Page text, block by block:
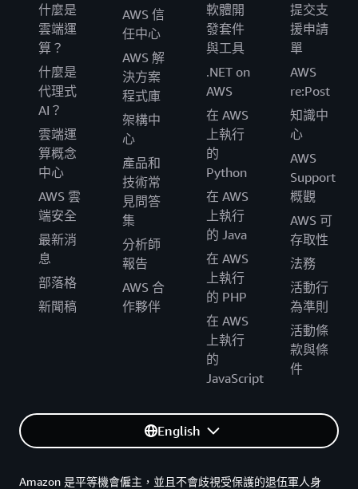
什麼是
雲端運
算？
什麼是
代理式
AI？
雲端運
算概念
中心
AWS 雲
端安全
最新消
息
部落格
新聞稿
AWS 信
任中心
AWS 解
決方案
程式庫
架構中
心
產品和
技術常
見問答
集
分析師
報告
AWS 合
作夥伴
軟體開
發套件
與工具
.NET on
AWS
在 AWS
上執行
的
Python
在 AWS
上執行
的 Java
在 AWS
上執行
的 PHP
在 AWS
上執行
的
JavaScript
提交支
援申請
單
AWS
re:Post
知識中
心
AWS
Support
概觀
AWS 可
存取性
法務
活動行
為準則
活動條
款與條
件
English
Amazon 是平等機會僱主，並且不會歧視受保護的退伍軍人身